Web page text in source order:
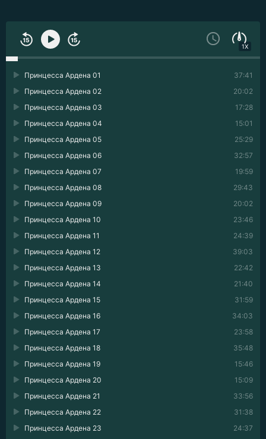
1X
37:41
Принцесса Ардена 01
20:02
Принцесса Ардена 02
17:28
Принцесса Ардена 03
15:01
Принцесса Ардена 04
25:29
Принцесса Ардена 05
32:57
Принцесса Ардена 06
19:59
Принцесса Ардена 07
29:43
Принцесса Ардена 08
20:02
Принцесса Ардена 09
23:46
Принцесса Ардена 10
24:39
Принцесса Ардена 11
39:03
Принцесса Ардена 12
22:42
Принцесса Ардена 13
21:40
Принцесса Ардена 14
31:59
Принцесса Ардена 15
34:03
Принцесса Ардена 16
23:58
Принцесса Ардена 17
35:48
Принцесса Ардена 18
15:46
Принцесса Ардена 19
15:09
Принцесса Ардена 20
33:56
Принцесса Ардена 21
31:38
Принцесса Ардена 22
24:37
Принцесса Ардена 23